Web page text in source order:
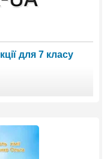
для 7 класу